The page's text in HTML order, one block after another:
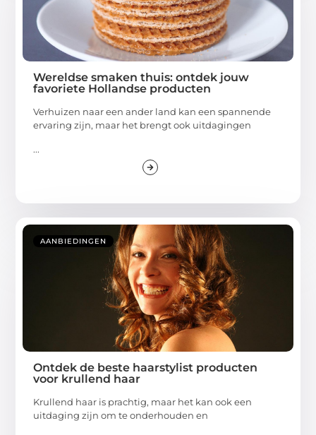
Wereldse smaken thuis: ontdek jouw
favoriete Hollandse producten
Verhuizen naar een ander land kan een spannende
ervaring zijn, maar het brengt ook uitdagingen
...
AANBIEDINGEN
Ontdek de beste haarstylist producten
voor krullend haar
Krullend haar is prachtig, maar het kan ook een
uitdaging zijn om te onderhouden en